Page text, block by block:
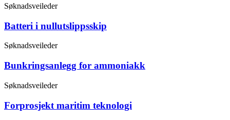
Søknadsveileder
Batteri i nullutslippsskip
Søknadsveileder
Bunkringsanlegg for ammoniakk
Søknadsveileder
Forprosjekt maritim teknologi